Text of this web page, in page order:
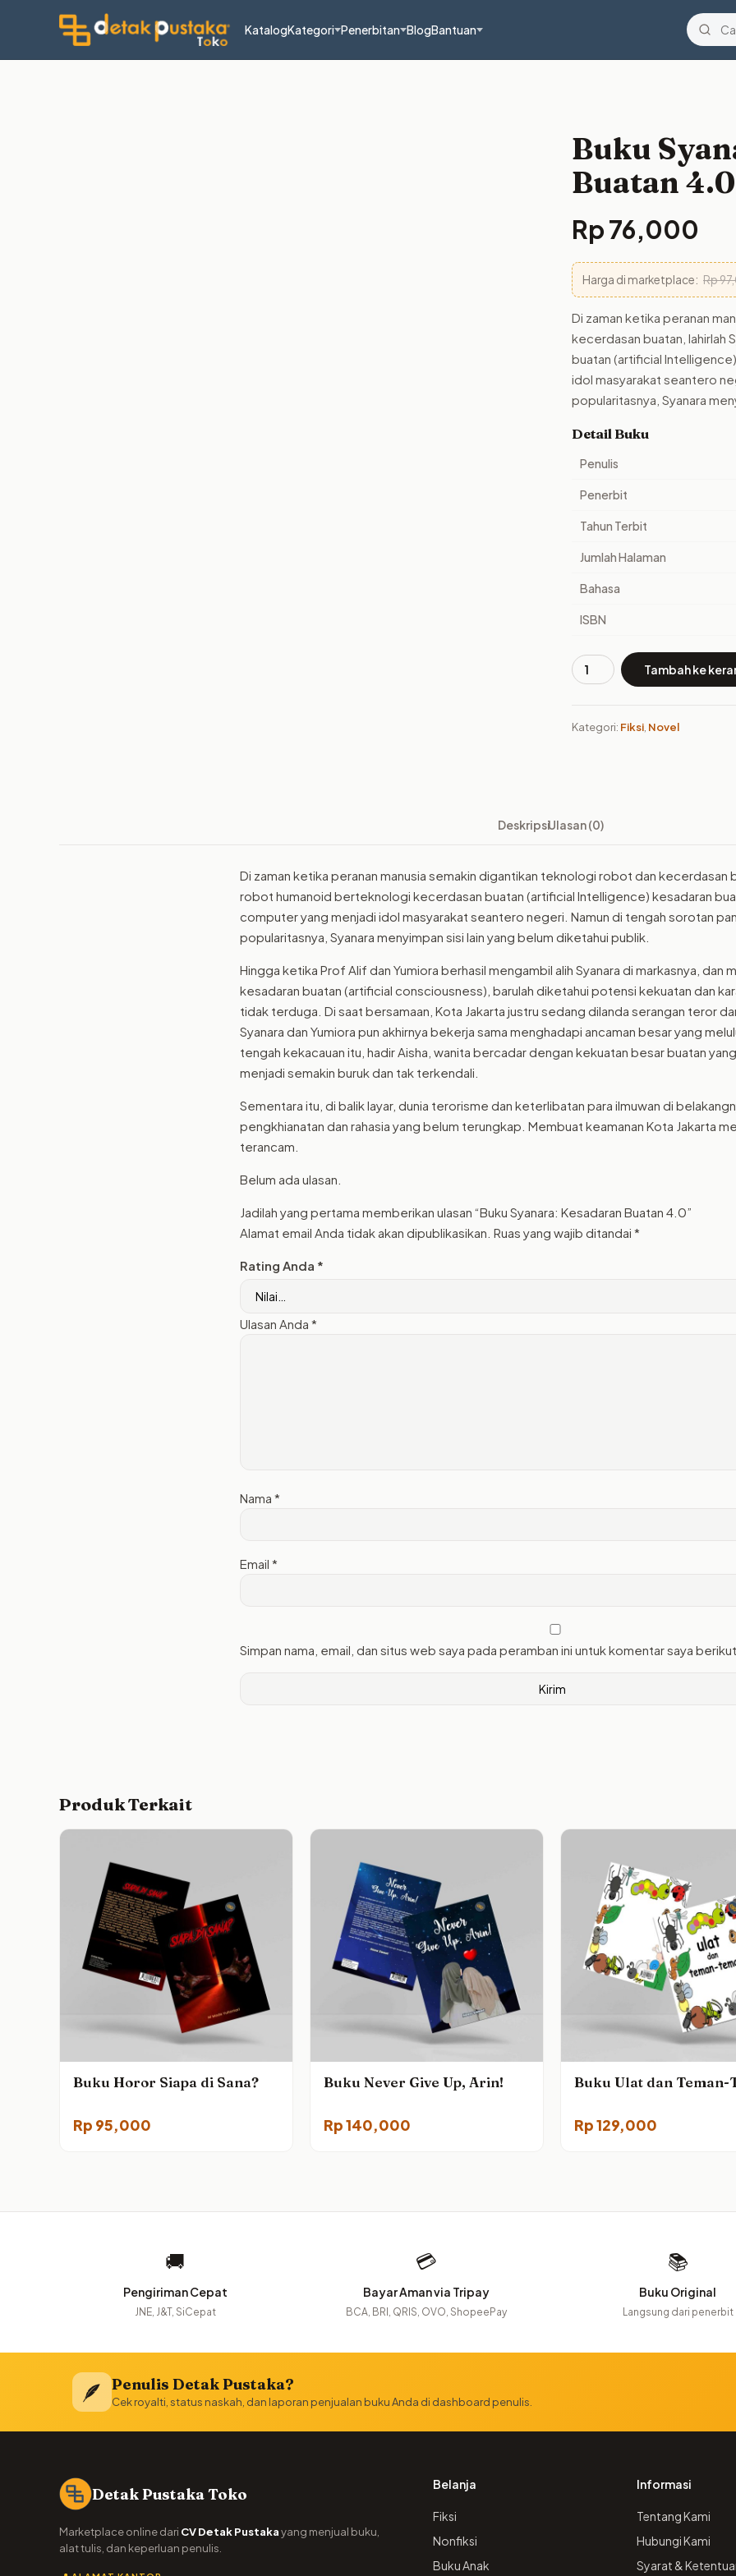
KatalogKategori Penerbitan BlogBantuan
Buku
Buatan 4.0
Rp76,000
Harga di marketplace: Rp
Di zaman ketika peranan
kecerdasan buatan, lahirlah
buatan (artificial
idol masyarakat seantero
popularitasnya, Syanara
Detail Buku
Penulis
Penerbit
Tahun Terbit
Jumlah Halaman
Bahasa
ISBN
Kuantitas
Kesadaran
Tambah ke
Kategori: Fiksi Novel
DeskripsiUlasan (0)
Di zaman ketika peranan manusia semakin digantikan teknologi robot dan kecerdasan
robot humanoid berteknologi kecerdasan buatan (artificial Intelligence) kesadaran
computer yang menjadi idol masyarakat seantero negeri. Namun di tengah sorotan
popularitasnya, Syanara menyimpan sisi lain yang belum diketahui publik.
Hingga ketika Prof Alif dan Yumiora berhasil mengambil alih Syanara di markasnya, dan
kesadaran buatan (artificial consciousness), barulah diketahui potensi kekuatan dan
tidak terduga. Di saat bersamaan, Kota Jakarta justru sedang dilanda serangan teror
Syanara dan Yumiora pun akhirnya bekerja sama menghadapi ancaman besar yang
tengah kekacauan itu, hadir Aisha, wanita bercadar dengan kekuatan besar buatan
menjadi semakin buruk dan tak terkendali.
Sementara itu, di balik layar, dunia terorisme dan keterlibatan para ilmuwan di
pengkhianatan dan rahasia yang belum terungkap. Membuat keamanan Kota Jakarta
terancam.
Belum ada ulasan.
Jadilah yang pertama memberikan ulasan “Buku Syanara: Kesadaran Buatan 4.0”
Alamat email Anda tidak akan dipublikasikan. Ruas yang wajib ditandai *
Rating Anda *
Ulasan Anda *
Nama *
Email *
Simpan nama, email, dan situs web saya pada peramban ini untuk komentar saya
Produk Terkait
Buku Horor Siapa di Sana?
Rp 95,000
Buku Never Give Up, Arin!
Rp140,000
Buku Ulat dan Teman-
Rp129,000
🚚
Pengiriman Cepat
JNE, J&T, SiCepat
💳
Bayar Aman via Tripay
BCA, BRI, QRIS, OVO, ShopeePay
📚
Buku Original
Langsung dari penerbit
🪶 Penulis Detak Pustaka?
Cek royalti, status naskah, dan laporan penjualan buku Anda di dashboard penulis.
Detak Pustaka Toko
Marketplace online dari CV Detak Pustakayang menjual buku,
alat tulis, dan keperluan penulis.
Belanja
Fiksi
Nonfiksi
Buku Anak
Informasi
Tentang Kami
Hubungi Kami
Syarat &